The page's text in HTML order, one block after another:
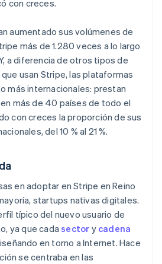
con creces.
aumentado sus volúmenes de
más de 1.280 veces a lo largo
a diferencia de otros tipos de
usan Stripe, las plataformas
más internacionales: prestan
más de 40 países de todo el
con creces la proporción de sus
del 10 % al 21 %.
en adoptar en Stripe en Reino
startups nativas digitales.
típico del nuevo usuario de
ya que cadasector y cadena
en torno a Internet. Hace
se centraba en las